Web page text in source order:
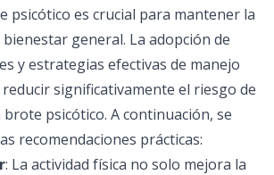
psicótico es crucial para mantener la
general. La adopción de
y estrategias efectivas de manejo
significativamente el riesgo de
psicótico. A continuación, se
recomendaciones prácticas:
: La actividad física no solo mejora la